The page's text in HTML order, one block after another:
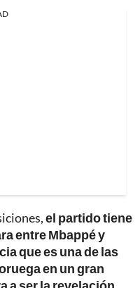
el partido tiene
entre Mbappé y
que es una de las
en un gran